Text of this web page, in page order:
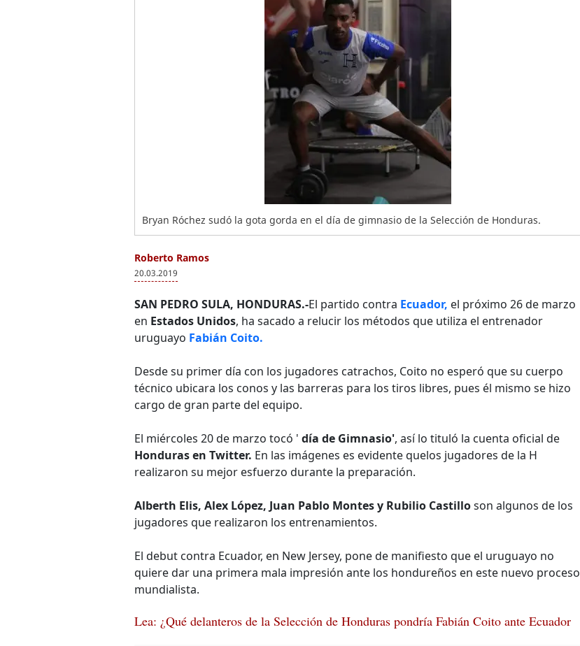
Bryan Róchez sudó la gota gorda en el día de gimnasio de la Selección de Honduras.
Roberto Ramos
20.03.2019
SAN PEDRO SULA, HONDURAS.-El partido contra Ecuador, el próximo 26 de marzo
en Estados Unidos, ha sacado a relucir los métodos que utiliza el entrenador
uruguayo Fabián Coito.
Desde su primer día con los jugadores catrachos, Coito no esperó que su cuerpo
técnico ubicara los conos y las barreras para los tiros libres, pues él mismo se hizo
cargo de gran parte del equipo.
El miércoles 20 de marzo tocó ' día de Gimnasio', así lo tituló la cuenta oficial de
Honduras en Twitter. En las imágenes es evidente quelos jugadores de la H
realizaron su mejor esfuerzo durante la preparación.
Alberth Elis, Alex López, Juan Pablo Montes y Rubilio Castilloson algunos de los
jugadores que realizaron los entrenamientos.
El debut contra Ecuador, en New Jersey, pone de manifiesto que el uruguayo no
quiere dar una primera mala impresión ante los hondureños en este nuevo proceso
mundialista.
Lea: ¿Qué delanteros de la Selección de Honduras pondría Fabián Coito ante Ecuador